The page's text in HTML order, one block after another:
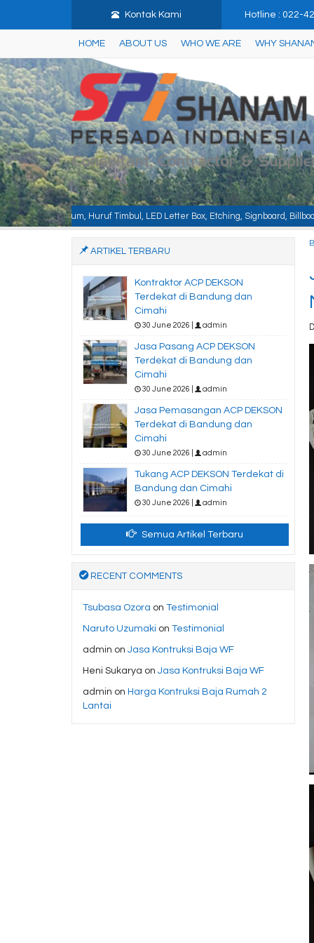
Kontak Kami Hotline : 022-
HOME ABOUT US WHO WE ARE WHY
Huruf Timbul, LED Letter Box, Etching, Signboard, Billboard, Baja
ARTIKEL TERBARU
Kontraktor ACP DEKSON
Terdekat di Bandung dan
Cimahi
30 June 2026 | admin
Jasa Pasang ACP DEKSON
Terdekat di Bandung dan
Cimahi
30 June 2026 | admin
Jasa Pemasangan ACP DEKSON
Terdekat di Bandung dan
Cimahi
30 June 2026 | admin
Tukang ACP DEKSON Terdekat di
Bandung dan Cimahi
30 June 2026 | admin
Semua Artikel Terbaru
RECENT COMMENTS
Tsubasa Ozora on Testimonial
Naruto Uzumaki on Testimonial
admin on Jasa Kontruksi Baja WF
Heni Sukarya on Jasa Kontruksi Baja WF
admin on Harga Kontruksi Baja Rumah 2
Lantai